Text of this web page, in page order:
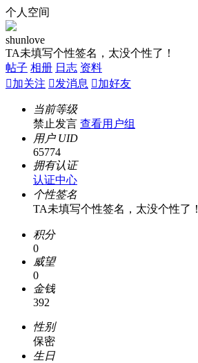
个人空间
shunlove
TA未填写个性签名，太没个性了！
帖子 相册 日志 资料
加关注 发消息 加好友
当前等级
禁止发言 查看用户组
用户 UID
65774
拥有认证
认证中心
个性签名
TA未填写个性签名，太没个性了！
积分
0
威望
0
金钱
392
性别
保密
生日